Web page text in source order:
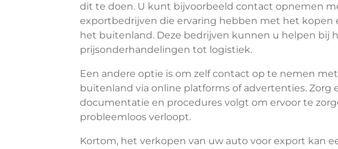
dit te doen. U kunt bijvoorbeeld contact opnemen
exportbedrijven die ervaring hebben met het kopen
het buitenland. Deze bedrijven kunnen u helpen bij
prijsonderhandelingen tot logistiek.
Een andere optie is om zelf contact op te nemen
buitenland via online platforms of advertenties. Zorg
documentatie en procedures volgt om ervoor te
probleemloos verloopt.
Kortom, het verkopen van uw auto voor export kan